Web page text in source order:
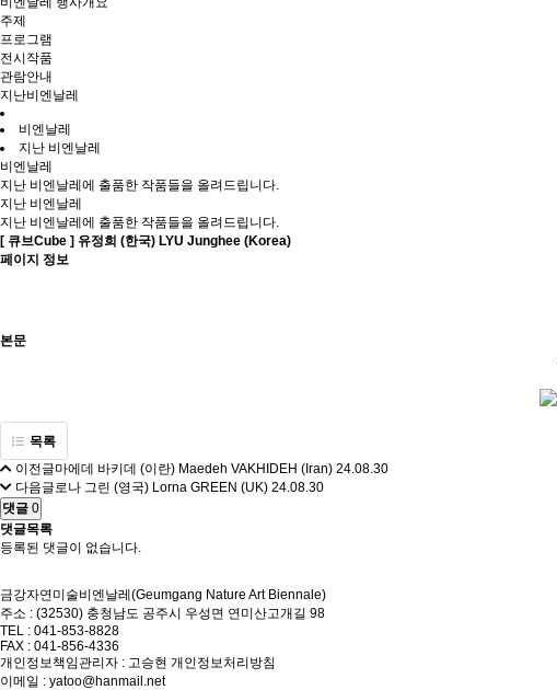
주제
프로그램
전시작품
관람안내
지난비엔날레
비엔날레
지난 비엔날레
비엔날레
지난 비엔날레에 출품한 작품들을 올려드립니다.
지난 비엔날레
지난 비엔날레에 출품한 작품들을 올려드립니다.
[ 큐브Cube ] 유정희 (한국) LYU Junghee (Korea)
페이지 정보
본문
목록
이전글마에데 바키데 (이란) Maedeh VAKHIDEH (Iran) 24.08.30
다음글로나 그린 (영국) Lorna GREEN (UK) 24.08.30
댓글 0
댓글목록
등록된 댓글이 없습니다.
금강자연미술비엔날레(Geumgang Nature Art Biennale)
주소 : (32530) 충청남도 공주시 우성면 연미산고개길 98
TEL : 041-853-8828
FAX : 041-856-4336
개인정보책임관리자 : 고승현 개인정보처리방침
이메일 : yatoo@hanmail.net